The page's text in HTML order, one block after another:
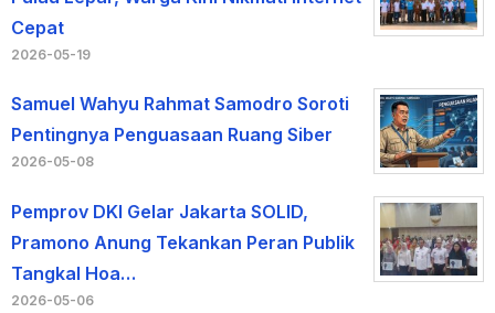
Cepat
2026-05-19
Samuel Wahyu Rahmat Samodro Soroti
Pentingnya Penguasaan Ruang Siber
2026-05-08
Pemprov DKI Gelar Jakarta SOLID,
Pramono Anung Tekankan Peran Publik
Tangkal Hoa…
2026-05-06